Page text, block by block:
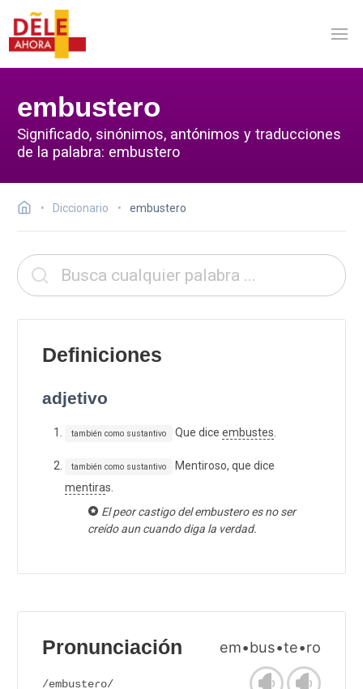
embustero
Significado, sinónimos, antónimos y traducciones
de la palabra: embustero
Diccionario embustero
Definiciones
adjetivo
también como sustantivo Que dice embustes
también como sustantivo
Mentiroso, que dice
mentiras.
El peor castigo del embustero es no ser
creído aun cuando diga la verdad.
Pronunciación em•bus•te•ro
/embusteɾo/